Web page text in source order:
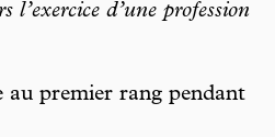
l’exercice d’une profession
au premier rang pendant